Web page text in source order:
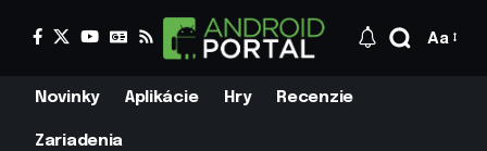
Aa
Novinky Aplikácie Hry Recenzie
Zariadenia